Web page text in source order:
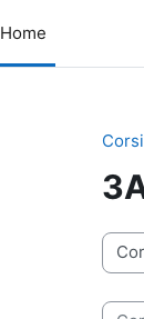
Home
Corsi
Categorie di